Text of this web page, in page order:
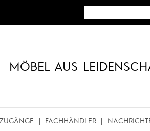
MÖBEL AUS
FACHHÄNDLER